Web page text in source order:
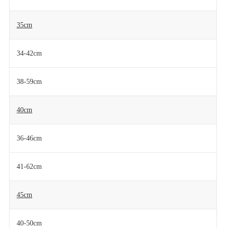
35cm
34-42cm
38-59cm
40cm
36-46cm
41-62cm
45cm
40-50cm